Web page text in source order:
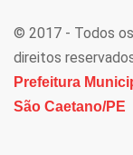
© 2017 - Todos os
direitos
Prefeitura
São Caetano/PE